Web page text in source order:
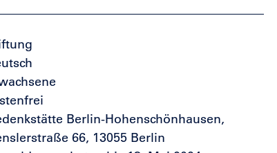
Berlin-Hohenschönhausen,
66, 13055 Berlin